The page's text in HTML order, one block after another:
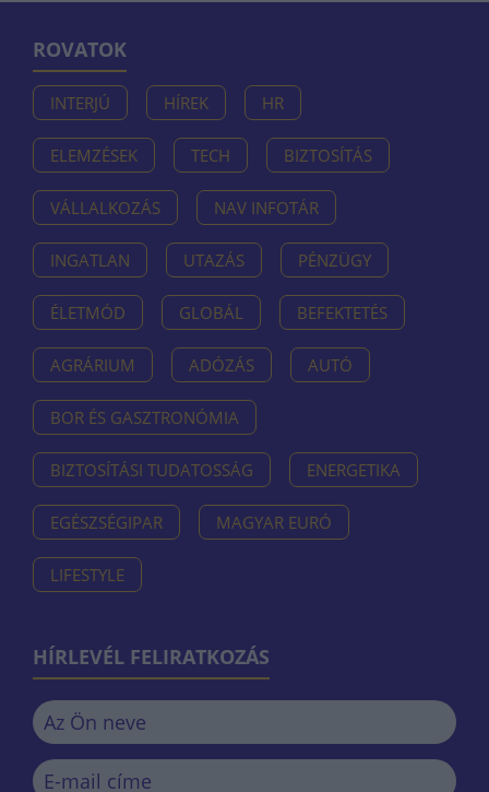
ROVATOK
INTERJÚ HÍREK HR
ELEMZÉSEK TECH BIZTOSÍTÁS
VÁLLALKOZÁS NAV INFOTÁR
INGATLAN UTAZÁS PÉNZÜGY
ÉLETMÓD GLOBÁL BEFEKTETÉS
AGRÁRIUM ADÓZÁS AUTÓ
BOR ÉS GASZTRONÓMIA
BIZTOSÍTÁSI TUDATOSSÁG ENERGETIKA
EGÉSZSÉGIPAR MAGYAR EURÓ
LIFESTYLE
HÍRLEVÉL FELIRATKOZÁS